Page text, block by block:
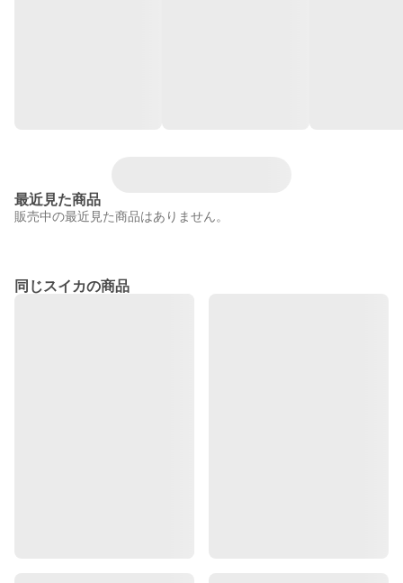
最近見た商品
販売中の最近見た商品はありません。
同じスイカの商品